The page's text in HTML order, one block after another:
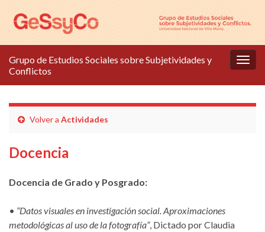
Grupo de Estudios Sociales sobre Subjetividades y
Conflictos
Volver a Actividades
Docencia
Docencia de Grado y Posgrado:
• “Datos visuales en investigación social. Aproximaciones
metodológicas al uso de la fotografía”, Dictado por Claudia